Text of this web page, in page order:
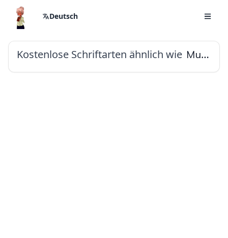
Deutsch
Kostenlose Schriftarten ähnlich wie Mulish